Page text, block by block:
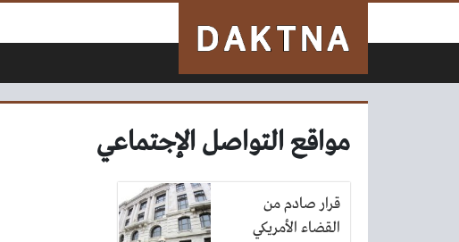
مواقع التواصل الإجتماعي
قرار صادم من
القضاء الأمريكي